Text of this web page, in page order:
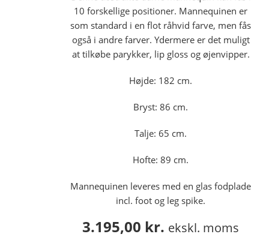
10 forskellige positioner. Mannequinen er
som standard i en flot råhvid farve, men fås
også i andre farver. Ydermere er det muligt
at tilkøbe parykker, lip gloss og øjenvipper.
Højde: 182 cm.
Bryst: 86 cm.
Talje: 65 cm.
Hofte: 89 cm.
Mannequinen leveres med en glas fodplade
incl. foot og leg spike.
3.195,00 kr. ekskl. moms